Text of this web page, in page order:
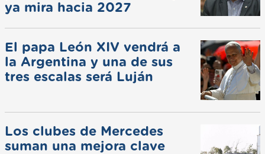
ya mira hacia 2027
El papa León XIV vendrá a
la Argentina y una de sus
tres escalas será Luján
Los clubes de Mercedes
suman una mejora clave